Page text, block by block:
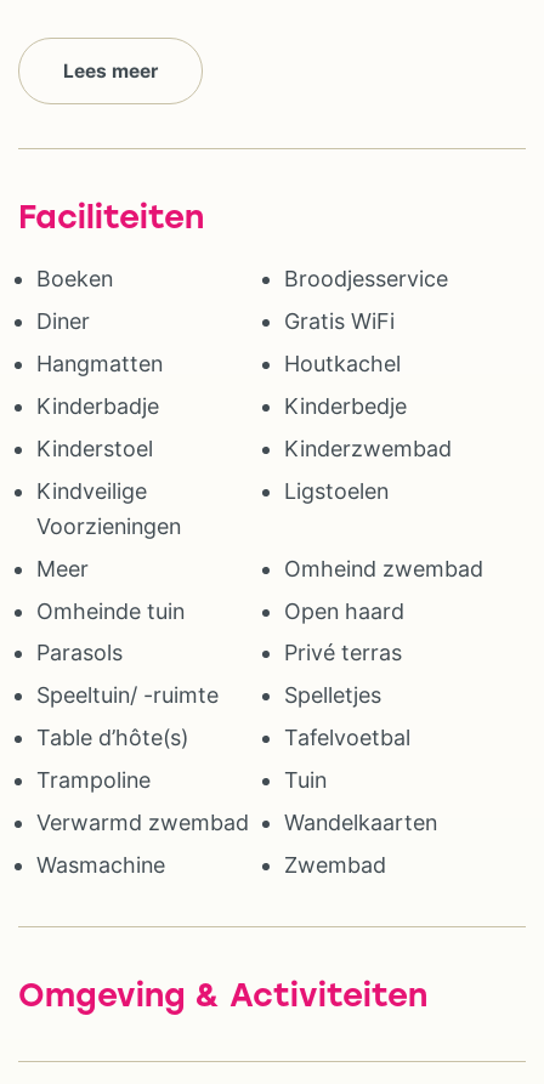
Lees meer
Faciliteiten
Boeken
Broodjesservice
Diner
Gratis WiFi
Hangmatten
Houtkachel
Kinderbadje
Kinderbedje
Kinderstoel
Kinderzwembad
Kindveilige
Voorzieningen
Ligstoelen
Meer
Omheind zwembad
Omheinde tuin
Open haard
Parasols
Privé terras
Speeltuin/ -ruimte
Spelletjes
Table d’hôte(s)
Tafelvoetbal
Trampoline
Tuin
Verwarmd zwembad
Wandelkaarten
Wasmachine
Zwembad
Omgeving & Activiteiten